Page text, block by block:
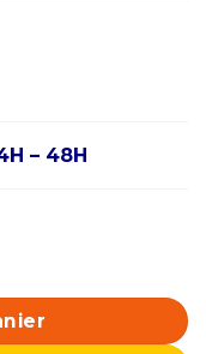
– 48H
(Black)